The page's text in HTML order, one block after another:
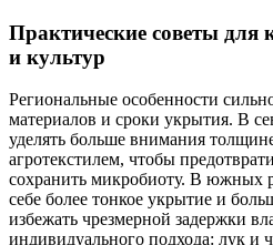
Практические советы для
и культур
Региональные особенности
материалов и сроки укрытия. В
уделять больше внимания
агротекстилем, чтобы
сохранить микробиоту. В южных
себе более тонкое укрытие и
избежать чрезмерной задержки
индивидуального подхода: лук и